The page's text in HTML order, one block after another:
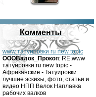
Комменты
www татуировки ru new topic
OOOВалок_Прокоп: RE:www
татуировки ru new topic -
Африканские - Татуировки:
лучшие эскизы, фото, статьи и
видео НПП Валок Наплавка
рабочих валков